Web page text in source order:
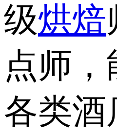
级烘焙
点师
各类酒